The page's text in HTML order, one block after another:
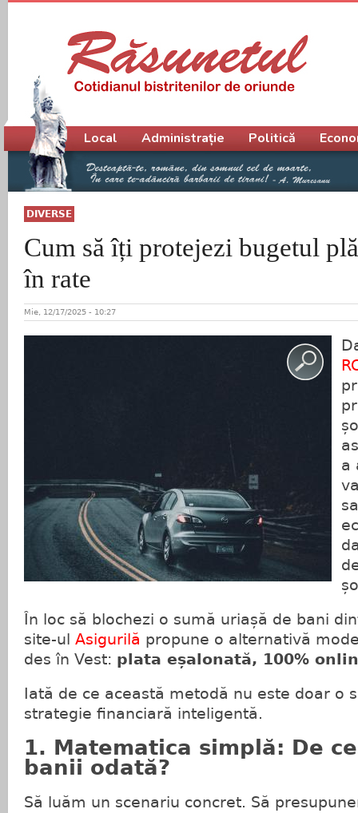
DIVERSE
Cum să îți protejezi bugetul
în rate
Mie, 12/17/2025 - 10:27
a
În loc să blochezi o sumă uriașă de bani
site-ul Asigurilă propune o alternativă
des în Vest: plata eșalonată, 100%
Iată de ce această metodă nu este doar o
strategie financiară inteligentă.
1. Matematica simplă: De
banii odată?
Să luăm un scenariu concret. Să
Meniu principal
Local Administrație Politică